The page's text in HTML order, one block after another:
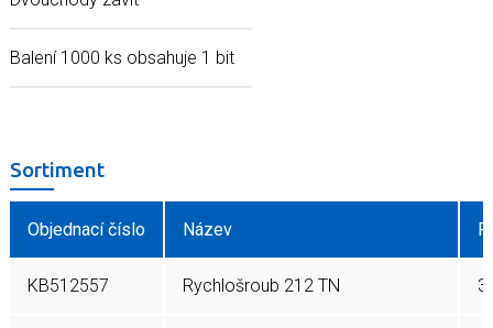
Balení 1000 ks obsahuje 1 bit
Sortiment
Objednací číslo Název
KB512557 Rychlošroub 212 TN